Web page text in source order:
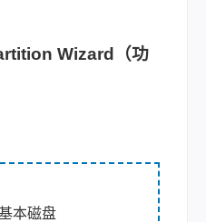
Wizard（功
本磁盘